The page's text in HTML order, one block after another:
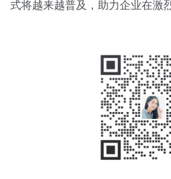
式将越来越普及，助力企业在激